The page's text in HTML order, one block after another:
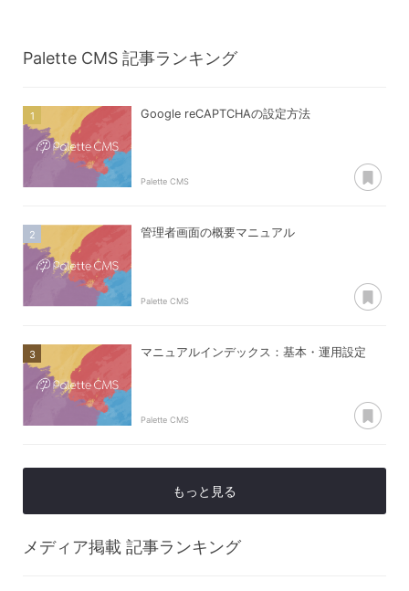
Palette CMS 記事ランキング
Google reCAPTCHAの設定方法
Palette CMS
管理者画面の概要マニュアル
Palette CMS
マニュアルインデックス：基本・運用設定
Palette CMS
もっと見る
メディア掲載 記事ランキング